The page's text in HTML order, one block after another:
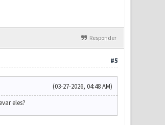
Responder
#5
(03-27-2026, 04:48 AM)
eles?